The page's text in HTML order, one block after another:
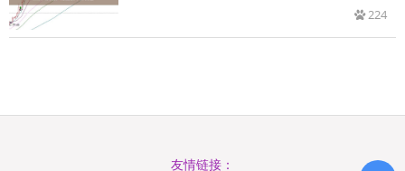
224
友情链接：